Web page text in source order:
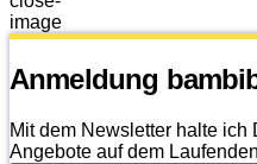
Anmeldung
Mit dem Newsletter halte ich
Angebote auf dem